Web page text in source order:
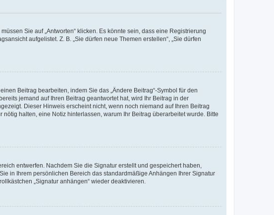
Sie auf „Antworten“ klicken. Es könnte sein, dass eine Registrierung
aufgelistet. Z. B. „Sie dürfen neue Themen erstellen“, „Sie dürfen
Beitrag bearbeiten, indem Sie das „Ändere Beitrag“-Symbol für den
jemand auf Ihren Beitrag geantwortet hat, wird Ihr Beitrag in der
Dieser Hinweis erscheint nicht, wenn noch niemand auf Ihren Beitrag
halten, eine Notiz hinterlassen, warum Ihr Beitrag überarbeitet wurde. Bitte
entwerfen. Nachdem Sie die Signatur erstellt und gespeichert haben,
in Ihrem persönlichen Bereich das standardmäßige Anhängen Ihrer Signatur
„Signatur anhängen“ wieder deaktivieren.